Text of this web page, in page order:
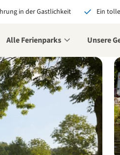
in der Gastlichkeit Ein
Alle Ferienparks Unsere